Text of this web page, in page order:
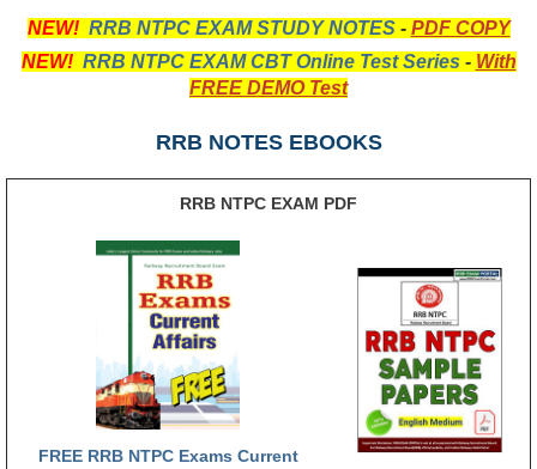
RRB NTPC Notification 2025
RRB NTPC (CBT-1) Exam
RRB NTPC (CBT-2) Exam
RRB NTPC Syllabus
RRB NTPC Medical Standards
RRB NTPC रेल्वे भर्ती बोर्ड
RRB जूनियर इंजीनियर
RRB Junior Engineer Papers
NEW! RRB NTPC EXAM STUDY NOTES- PDF COPY
NEW! RRB NTPC EXAM CBT Online Test Series - With
FREE DEMO Test
RRB NOTES EBOOKS
RRB NTPC EXAM PDF
FREE RRB NTPC Exams Current